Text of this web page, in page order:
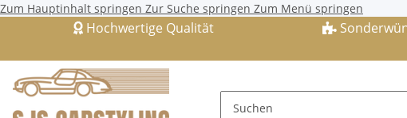
Zum Hauptinhalt springen Zur Suche springen Zum Menü springen
Hochwertige Qualität